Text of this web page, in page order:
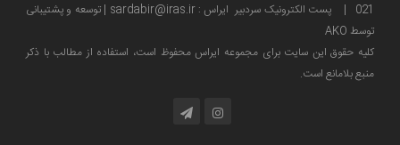
021 | پست الکترونیک سردبیر ایراس : sardabir@iras.ir |
توسعه و پشتیبانی
توسط AKO
كليه حقوق این سایت برای مجموعه ایراس محفوظ است، استفاده از مطالب با ذكر
منبع بلامانع است.